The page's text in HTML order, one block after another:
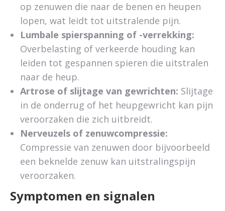
op zenuwen die naar de benen en heupen
lopen, wat leidt tot uitstralende pijn.
Lumbale spierspanning of -verrekking:
Overbelasting of verkeerde houding kan
leiden tot gespannen spieren die uitstralen
naar de heup.
Artrose of slijtage van gewrichten: Slijtage
in de onderrug of het heupgewricht kan pijn
veroorzaken die zich uitbreidt.
Nerveuzels of zenuwcompressie:
Compressie van zenuwen door bijvoorbeeld
een beknelde zenuw kan uitstralingspijn
veroorzaken.
Symptomen en signalen